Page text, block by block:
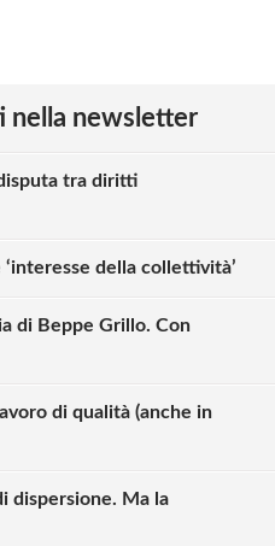
newsletter
tra diritti
della collettività’
di Beppe Grillo. Con
di qualità (anche in
dispersione. Ma la